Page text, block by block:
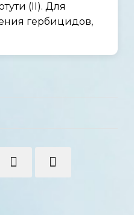
(II). Для
гербицидов,